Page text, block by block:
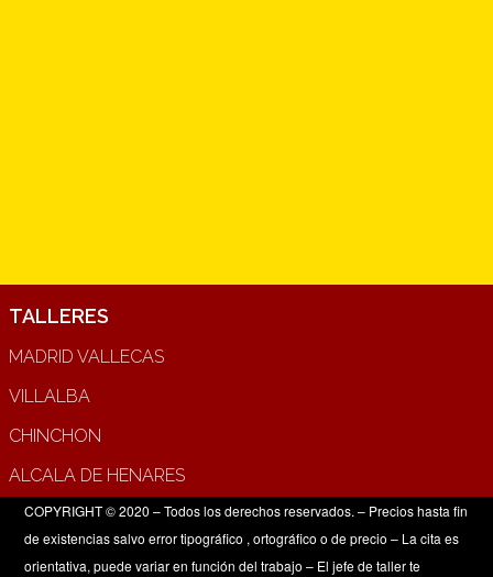
TALLERES
MADRID VALLECAS
VILLALBA
CHINCHON
ALCALA DE HENARES
COPYRIGHT © 2020 – Todos los derechos reservados. – Precios hasta fin
de existencias salvo error tipográfico , ortográfico o de precio – La cita es
orientativa, puede variar en función del trabajo – El jefe de taller te